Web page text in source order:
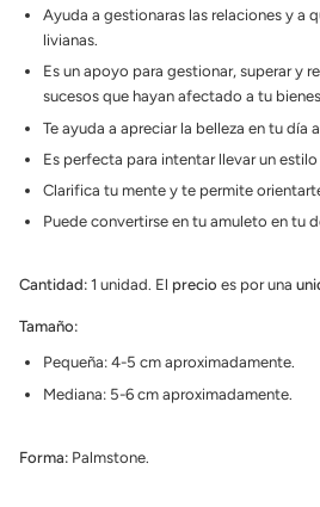
Ayuda a gestionaras las relaciones y a
livianas.
Es un apoyo para gestionar, superar y
sucesos que hayan afectado a tu
Te ayuda a apreciar la belleza en tu día
Es perfecta para intentar llevar un
Clarifica tu mente y te permite
Puede convertirse en tu amuleto en tu
Cantidad: 1 unidad. El precio es por una
Tamaño:
Pequeña: 4-5 cm aproximadamente.
Mediana: 5-6 cm aproximadamente.
Forma: Palmstone.